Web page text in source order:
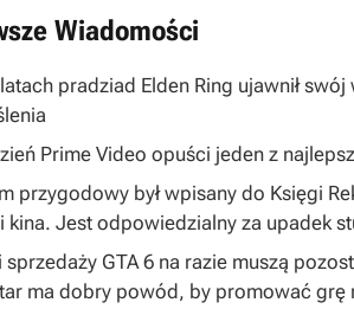
Wiadomości
pradziad Elden Ring ujawnił
Prime Video opuści jeden z
przygodowy był wpisany do Księgi
kina. Jest odpowiedzialny za upadek
sprzedaży GTA 6 na razie muszą
ma dobry powód, by promować grę